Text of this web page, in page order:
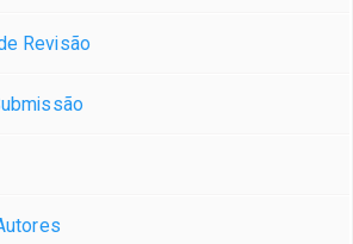
Revisão